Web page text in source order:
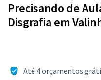
Precisando de
Disgrafia em
Até 4 orçamentos